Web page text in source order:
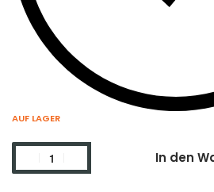
AUF LAGER
In den